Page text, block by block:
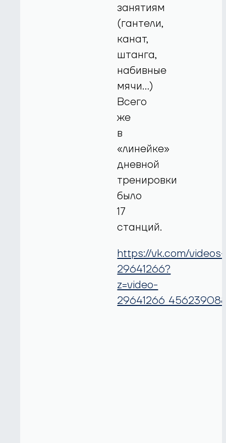
занятиям
(гантели,
канат,
штанга,
набивные
мячи…)
Всего
же
в
«линейке»
дневной
тренировки
было
17
станций.
https://vk.com/videos-
29641266?
z=video-